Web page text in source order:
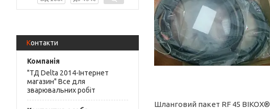
Контакти
"ТД Delta 2014-Інтернет
магазин" Все для
зварювальних робіт
Шланговий пакет RF 45 BIKOX®